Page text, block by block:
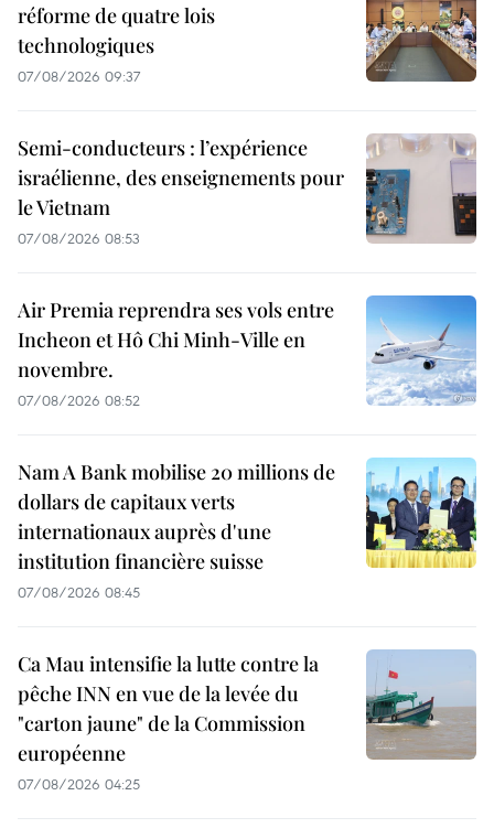
réforme de quatre lois
technologiques
07/08/2026 09:37
Semi-conducteurs : l’expérience
israélienne, des enseignements pour
le Vietnam
07/08/2026 08:53
Air Premia reprendra ses vols entre
Incheon et Hô Chi Minh-Ville en
novembre.
07/08/2026 08:52
Nam A Bank mobilise 20 millions de
dollars de capitaux verts
internationaux auprès d'une
institution financière suisse
07/08/2026 08:45
Ca Mau intensifie la lutte contre la
pêche INN en vue de la levée du
"carton jaune" de la Commission
européenne
07/08/2026 04:25